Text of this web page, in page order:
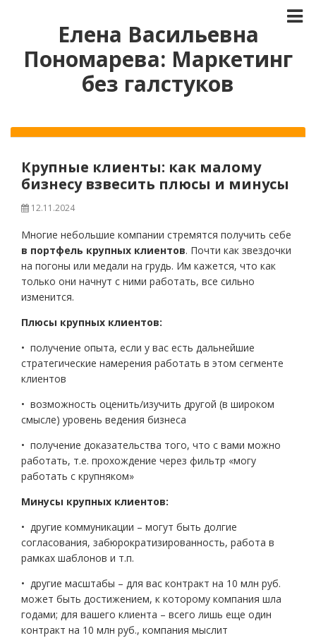
Елена Васильевна
Пономарева: Маркетинг
без галстуков
Крупные клиенты: как малому
бизнесу взвесить плюсы и минусы
12.11.2024
Многие небольшие компании стремятся получить себе
в портфель крупных клиентов. Почти как звездочки
на погоны или медали на грудь. Им кажется, что как
только они начнут с ними работать, все сильно
изменится.
Плюсы крупных клиентов:
• получение опыта, если у вас есть дальнейшие
стратегические намерения работать в этом сегменте
клиентов
• возможность оценить/изучить другой (в широком
смысле) уровень ведения бизнеса
• получение доказательства того, что с вами можно
работать, т.е. прохождение через фильтр «могу
работать с крупняком»
Минусы крупных клиентов:
• другие коммуникации – могут быть долгие
согласования, забюрократизированность, работа в
рамках шаблонов и т.п.
• другие масштабы – для вас контракт на 10 млн руб.
может быть достижением, к которому компания шла
годами; для вашего клиента – всего лишь еще один
контракт на 10 млн руб., компания мыслит